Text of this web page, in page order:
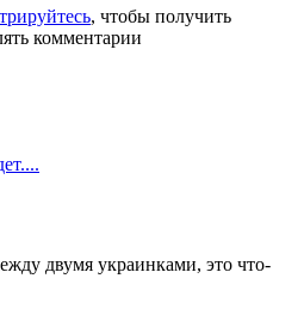
, чтобы получить
комментарии
двумя украинками, это что-